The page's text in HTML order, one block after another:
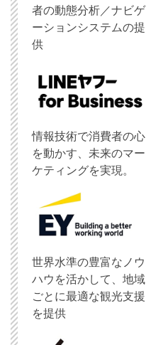
者の動態分析／ナビゲ
ーションシステムの提
供
情報技術で消費者の心
を動かす、未来のマー
ケティングを実現。
世界水準の豊富なノウ
ハウを活かして、地域
ごとに最適な観光支援
を提供